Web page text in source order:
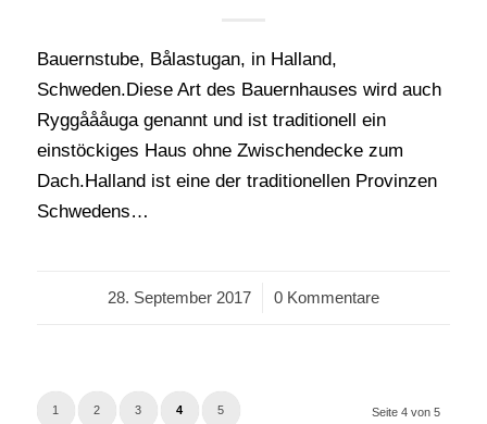
Bauernstube, Bålastugan, in Halland,
Schweden.Diese Art des Bauernhauses wird auch
Ryggåååuga genannt und ist traditionell ein
einstöckiges Haus ohne Zwischendecke zum
Dach.Halland ist eine der traditionellen Provinzen
Schwedens…
28. September 2017
/ 0 Kommentare
Seite 4 von 5
1 2 3 4 5